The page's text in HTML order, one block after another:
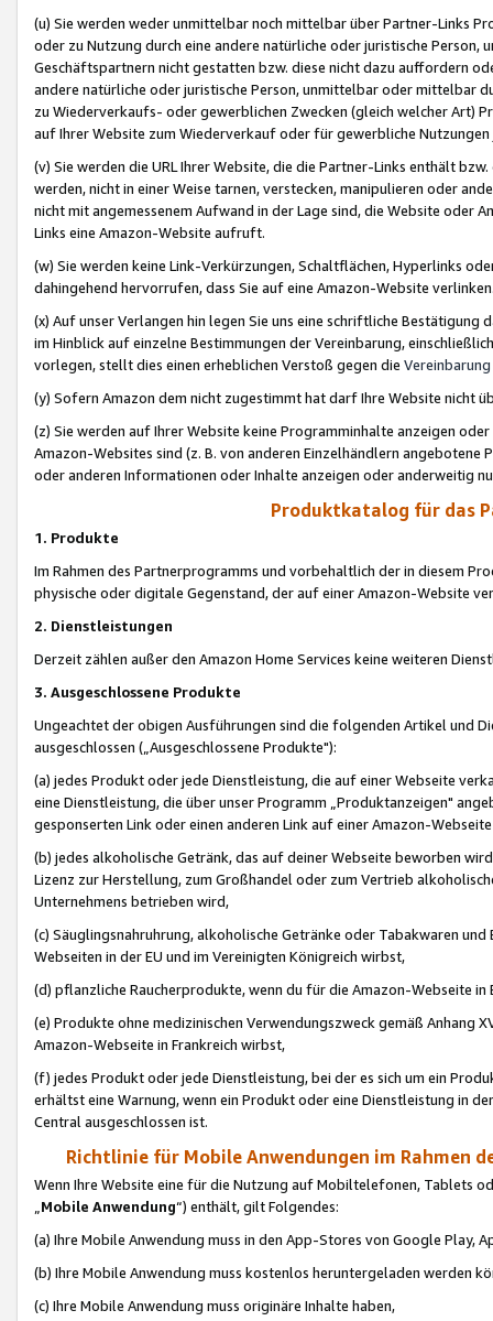
(u) Sie werden weder unmittelbar noch mittelbar über Partner-Links
oder zu Nutzung durch eine andere natürliche oder juristische
Geschäftspartnern nicht gestatten bzw. diese nicht dazu auffordern
andere natürliche oder juristische Person, unmittelbar oder mittelbar
zu Wiederverkaufs- oder gewerblichen Zwecken (gleich welcher Art)
auf Ihrer Website zum Wiederverkauf oder für gewerbliche
(v) Sie werden die URL Ihrer Website, die die Partner-Links enthält
werden, nicht in einer Weise tarnen, verstecken, manipulieren oder
nicht mit angemessenem Aufwand in der Lage sind, die Website oder
Links eine Amazon-Website aufruft.
(w) Sie werden keine Link-Verkürzungen, Schaltflächen, Hyperlinks
dahingehend hervorrufen, dass Sie auf eine Amazon-Website
(x) Auf unser Verlangen hin legen Sie uns eine schriftliche
im Hinblick auf einzelne Bestimmungen der Vereinbarung,
vorlegen, stellt dies einen erheblichen Verstoß gegen die Vereinbarung
(y) Sofern Amazon dem nicht zugestimmt hat darf Ihre Website nicht
(z) Sie werden auf Ihrer Website keine Programminhalte anzeigen
Amazon-Websites sind (z. B. von anderen Einzelhändlern
oder anderen Informationen oder Inhalte anzeigen oder anderweitig
Produktkatalog für das
1. Produkte
Im Rahmen des Partnerprogramms und vorbehaltlich der in diesem
physische oder digitale Gegenstand, der auf einer Amazon-Website
2. Dienstleistungen
Derzeit zählen außer den Amazon Home Services keine weiteren
3. Ausgeschlossene Produkte
Ungeachtet der obigen Ausführungen sind die folgenden Artikel und
ausgeschlossen („Ausgeschlossene Produkte"):
(a) jedes Produkt oder jede Dienstleistung, die auf einer Webseite
eine Dienstleistung, die über unser Programm „Produktanzeigen"
gesponserten Link oder einen anderen Link auf einer Amazon-
(b) jedes alkoholische Getränk, das auf deiner Webseite beworben
Lizenz zur Herstellung, zum Großhandel oder zum Vertrieb
Unternehmens betrieben wird,
(c) Säuglingsnahruhrung, alkoholische Getränke oder Tabakwaren
Webseiten in der EU und im Vereinigten Königreich wirbst,
(d) pflanzliche Raucherprodukte, wenn du für die Amazon-Webseite in
(e) Produkte ohne medizinischen Verwendungszweck gemäß Anhang
Amazon-Webseite in Frankreich wirbst,
(f) jedes Produkt oder jede Dienstleistung, bei der es sich um ein
erhältst eine Warnung, wenn ein Produkt oder eine Dienstleistung in
Central ausgeschlossen ist.
Richtlinie für Mobile Anwendungen im Rahmen
Wenn Ihre Website eine für die Nutzung auf Mobiltelefonen, Tablets
„Mobile Anwendung“) enthält, gilt Folgendes:
(a) Ihre Mobile Anwendung muss in den App-Stores von Google Play,
(b) Ihre Mobile Anwendung muss kostenlos heruntergeladen werden
(c) Ihre Mobile Anwendung muss originäre Inhalte haben,